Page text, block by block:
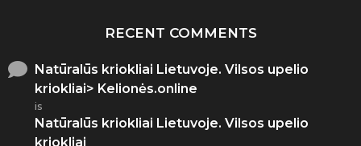
RECENT COMMENTS
Natūralūs kriokliai Lietuvoje. Vilsos upelio
kriokliai> Kelionės.online
is
Natūralūs kriokliai Lietuvoje. Vilsos upelio
kriokliai